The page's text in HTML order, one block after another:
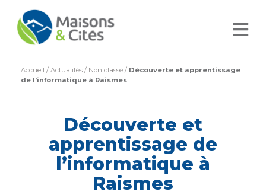
Accueil / Actualités / Non classé / Découverte et apprentissage
de l’informatique à Raismes
Découverte et
apprentissage de
l’informatique à
Raismes